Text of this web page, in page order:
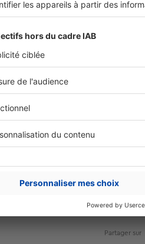
facilement et à un taux plus
avez un projet d'achat
Partager sur